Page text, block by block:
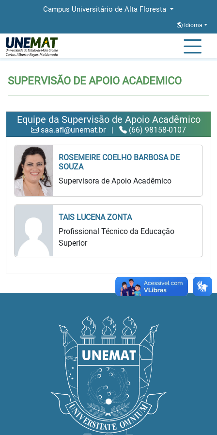
Campus Universitário de Alta Floresta
Idioma
Página Inicial
SUPERVISÃO DE APOIO ACADEMICO
Equipe da Supervisão de Apoio Acadêmico
saa.afl@unemat.br | (66) 98158-0107
ROSEMEIRE COELHO BARBOSA DE
SOUZA
Supervisora de Apoio Acadêmico
TAIS LUCENA ZONTA
Profissional Técnico da Educação
Superior